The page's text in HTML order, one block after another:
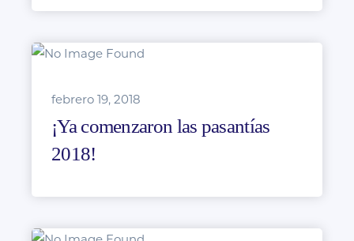
febrero 19, 2018
¡Ya comenzaron las pasantías
2018!